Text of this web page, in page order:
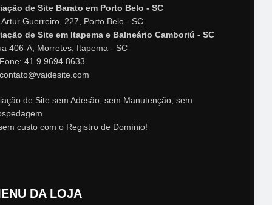
de Site Barato em Porto Belo - SC
Artur Guerreiro, 227, Porto Belo - SC
de Site em Itapema e Balneário Camboriú - SC
406-A, Morretes, Itapema - SC
Fone: 41 9 9694 8633
contato@vaidesite.com
de Site sem Adesão, sem Manutenção, sem
custo com o Registro de Domínio!
DA LOJA